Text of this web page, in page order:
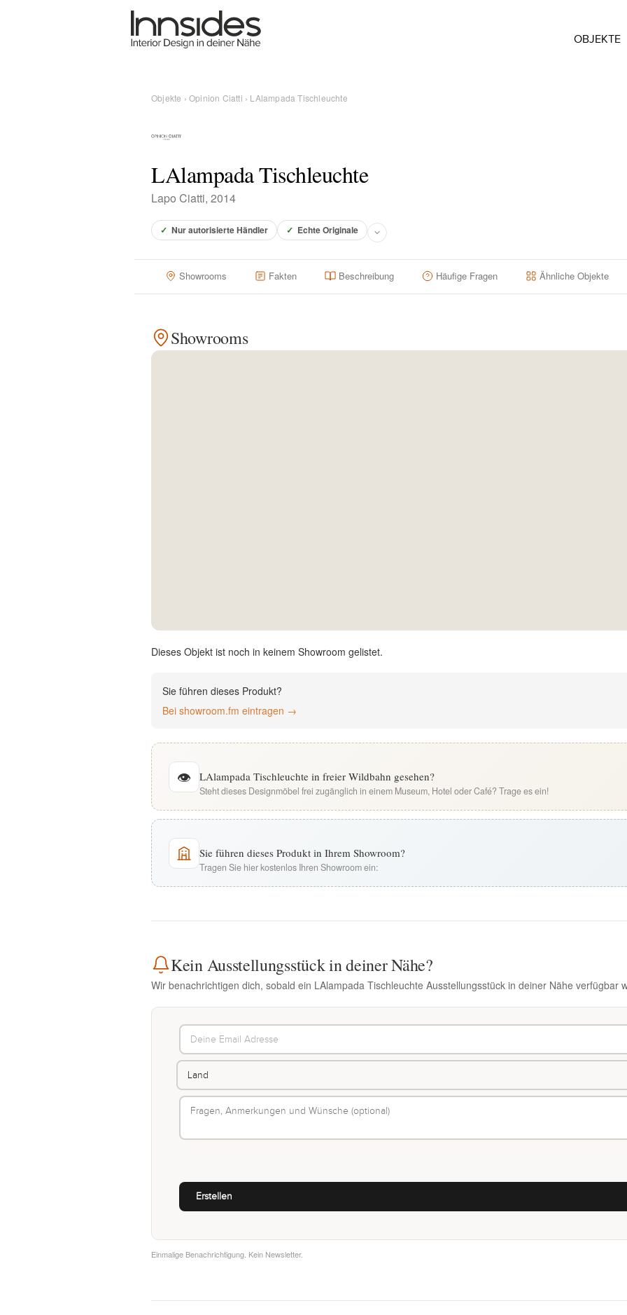
OBJEKTE
Objekte ›Opinion Ciatti › LAlampada Tischleuchte
LAlampada Tischleuchte
Lapo Ciatti, 2014
✓ Nur autorisierte Händler ✓ Echte Originale
Showrooms Fakten Beschreibung Häufige Fragen Ähnliche Objekte
Showrooms
Dieses Objekt ist noch in keinem Showroom gelistet.
Sie führen dieses Produkt?
Bei showroom.fm eintragen →
👁 LAlampada Tischleuchte in freier Wildbahn gesehen?
Steht dieses Designmöbel frei zugänglich in einem Museum, Hotel oder Café? Trage es ein!
Sie führen dieses Produkt in Ihrem Showroom?
Tragen Sie hier kostenlos Ihren Showroom ein:
Kein Ausstellungsstück in deiner Nähe?
Wir benachrichtigen dich, sobald ein LAlampada Tischleuchte Ausstellungsstück in deiner Nähe verfügbar
Einmalige Benachrichtigung. Kein Newsletter.